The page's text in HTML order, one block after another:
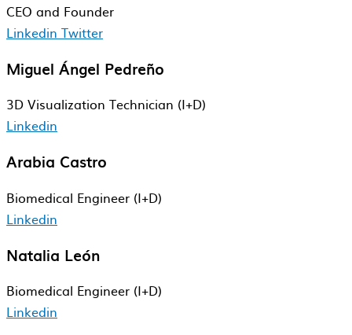
CEO and Founder
Linkedin Twitter
Miguel Ángel Pedreño
3D Visualization Technician (I+D)
Linkedin
Arabia Castro
Biomedical​ Engineer​ (I+D)
Linkedin
Natalia León
Biomedical​ Engineer​ (I+D)
Linkedin